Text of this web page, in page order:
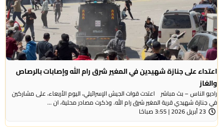
اعتداء على جنازة شهيدين في المغير شرق رام الله وإصابات بالرصاص
والغاز
راديو الناس – بث مباشر اعتدت قوات الجيش الإسرائيلي، اليوم الأربعاء، على مشاركين
في جنازة شهيدي قرية المغير شرق رام الله. وذكرت مصادر محلية، ان ...
23 أبريل 2026 | 3:55 صباحًا